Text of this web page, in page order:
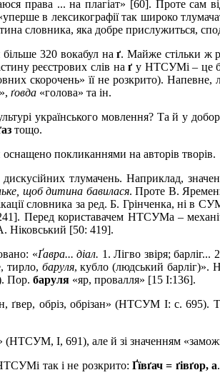
права ... на плагіат» [60]. Проте сам
в лексикографії так широко
словника, яка добре
320 вокабул наґ. Майже стільки ж
реєстрових слів наґ у НТСУМі – це
скорочень» її не розкрито). Напевне,
ґовда «голова» та ін.
українського мовлення? Та й у
аз тощо.
покликаннями на авторів творів.
тлумачень. Наприклад,
щоб дитина бавилася. Проте В.
словника за ред. Б. Грінченка, ні в
Перед користавачем НТСУМа –
Ніковський [50: 419].
«Ґавра... діал. 1. Лігво звіря; барліг...
тирло, баруля, кубло (людський барліг)».
Пор. баруля «яр, провалля» [15 І:136].
ґвер, обріз, обрізан» (НТСУМ І: с. 695).
(НТСУМ, І, 691), але й зі значенням
так і не розкрито: Ґївґач = ґівґор, а